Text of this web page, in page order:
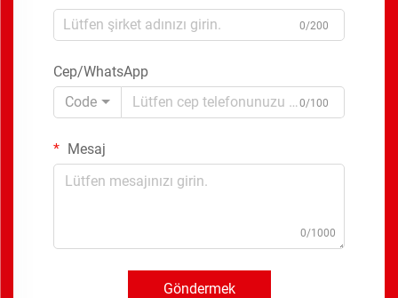
0/200
Cep/WhatsApp
Code
0/100
Mesaj
0/1000
Göndermek